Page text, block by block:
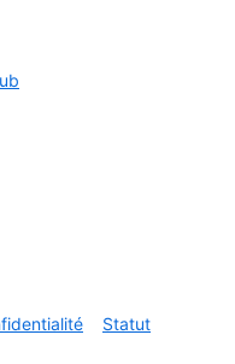
Statut